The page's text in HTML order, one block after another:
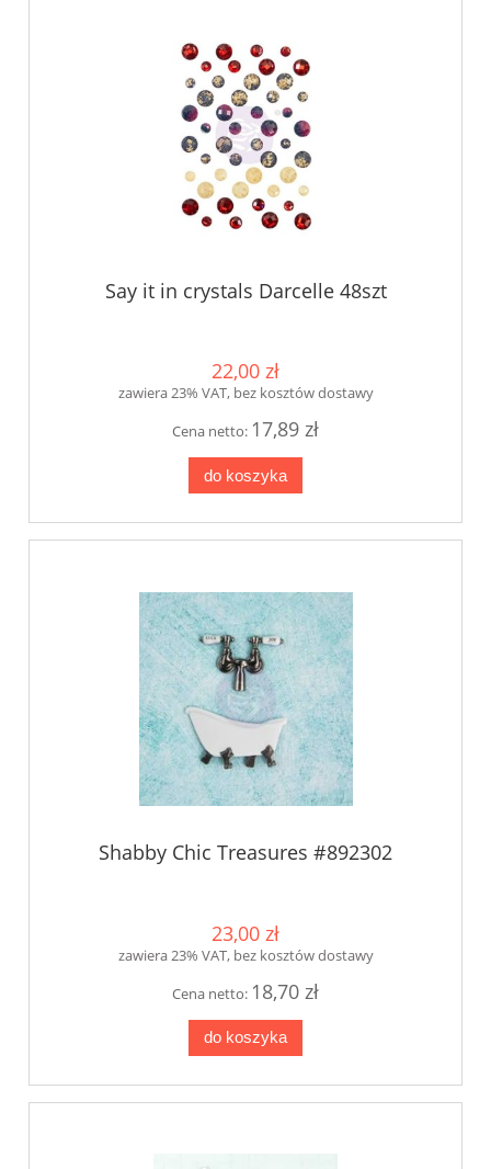
Say it in crystals Darcelle 48szt
22,00 zł
zawiera 23% VAT, bez kosztów dostawy
Cena netto: 17,89 zł
do koszyka
Shabby Chic Treasures #892302
23,00 zł
zawiera 23% VAT, bez kosztów dostawy
Cena netto: 18,70 zł
do koszyka